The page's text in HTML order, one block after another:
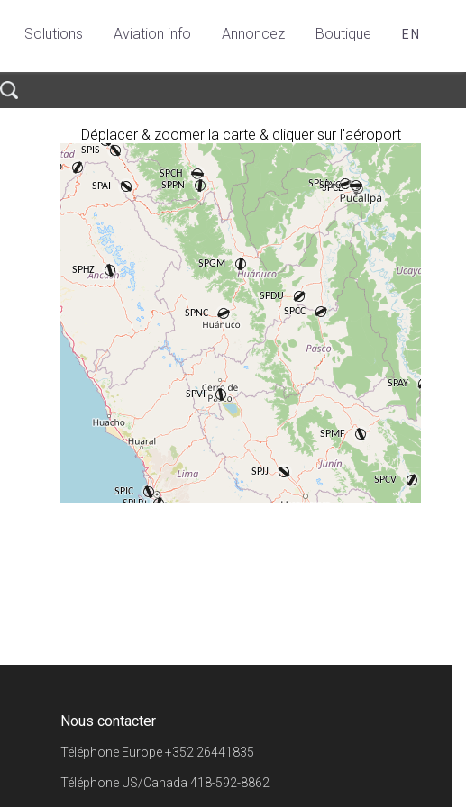
Solutions Aviation info Annoncez Boutique EN
Déplacer & zoomer la carte & cliquer sur l'aéroport
Nous contacter
Téléphone Europe+352 26441835
Téléphone US/Canada 418-592-8862